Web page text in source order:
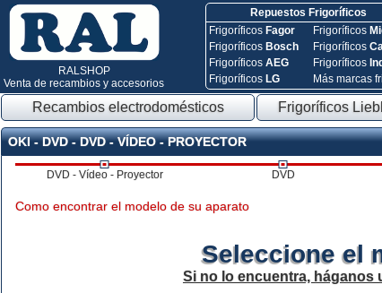
RALSHOP
Venta de recambios y accesorios
Repuestos Frigoríficos
Frigoríficos Fagor
Frigoríficos Bosch
FrigoríficosAEG
Frigoríficos LG
Frigoríficos
Frigoríficos
Frigoríficos
Más marcas
Recambios electrodomésticos Frigoríficos
OKI - DVD - DVD - VÍDEO - PROYECTOR
DVD - Vídeo - Proyector DVD
Como encontrar el modelo de su aparato
Seleccione el
Si no lo encuentra, háganos